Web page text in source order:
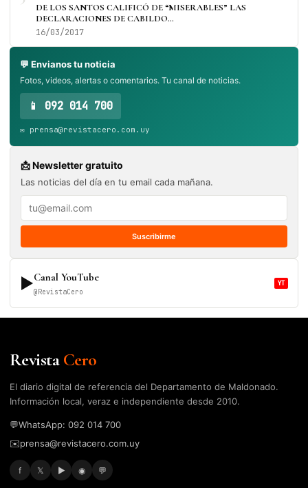
DE LOS SANTOS CALIFICÓ DE “MISERABLES” LAS
DECLARACIONES DE CABILDO…
16/03/2017
💬 Envianos tu noticia
Fotos, videos, alertas o comentarios. Tu canal de noticias.
📱 092 014 700
✉️ prensa@revistacero.com.uy
📩 Newsletter gratuito
Las noticias del día en tu email cada mañana.
Suscribirme
▶Canal YouTube
@RevistaCero
YT
RevistaCero
El diario digital de referencia del Departamento de Maldonado.
Información local, veraz e independiente desde 2010.
💬WhatsApp: 092 014 700
✉️prensa@revistacero.com.uy
f 𝕏 ▶ ◉ 💬